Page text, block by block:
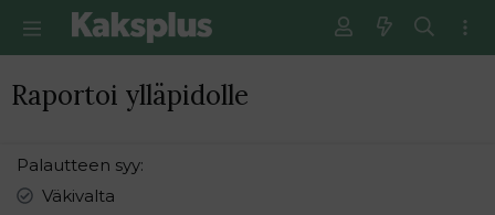
Raportoi ylläpidolle
Palautteen syy
Väkivalta